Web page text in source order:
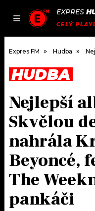
EXPRES
CELÝ
DOMŮ
ČLÁNKY
AKTUÁLNĚ
HUDBA
ROZHOVORY
#NEBUDUDOMA
PODCASTY
JAK NALADIT
RÁDIO
APLIKACE
Expres FM Hudba Nejlepší alba
HUDBA
Nejlepší
Skvělou
nahrála
Beyoncé,
The
pankáči